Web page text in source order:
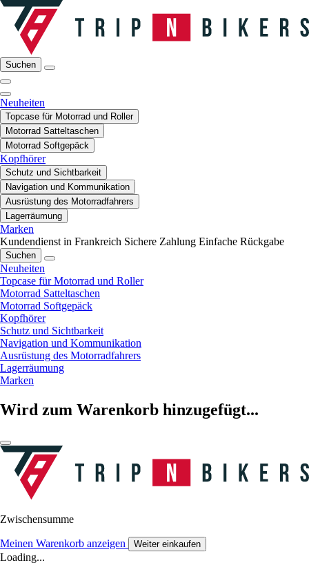
Suchen
Neuheiten
Topcase für Motorrad und Roller
Motorrad Satteltaschen
Motorrad Softgepäck
Kopfhörer
Schutz und Sichtbarkeit
Navigation und Kommunikation
Ausrüstung des Motorradfahrers
Lagerräumung
Marken
Kundendienst in Frankreich Sichere Zahlung Einfache Rückgabe
Suchen
Neuheiten
Topcase für Motorrad und Roller
Motorrad Satteltaschen
Motorrad Softgepäck
Kopfhörer
Schutz und Sichtbarkeit
Navigation und Kommunikation
Ausrüstung des Motorradfahrers
Lagerräumung
Marken
Wird zum Warenkorb hinzugefügt...
Zwischensumme
Meinen Warenkorb anzeigen Weiter einkaufen
Loading...